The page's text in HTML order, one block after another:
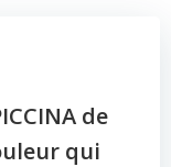
de
qui